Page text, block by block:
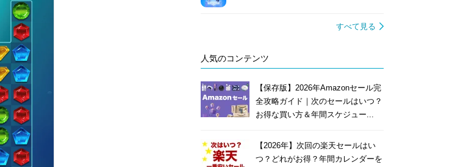
すべて見る
人気のコンテンツ
【保存版】2026年Amazonセール完
全攻略ガイド｜次のセールはいつ？
お得な買い方＆年間スケジュー...
【2026年】次回の楽天セールはい
つ？どれがお得？年間カレンダーを